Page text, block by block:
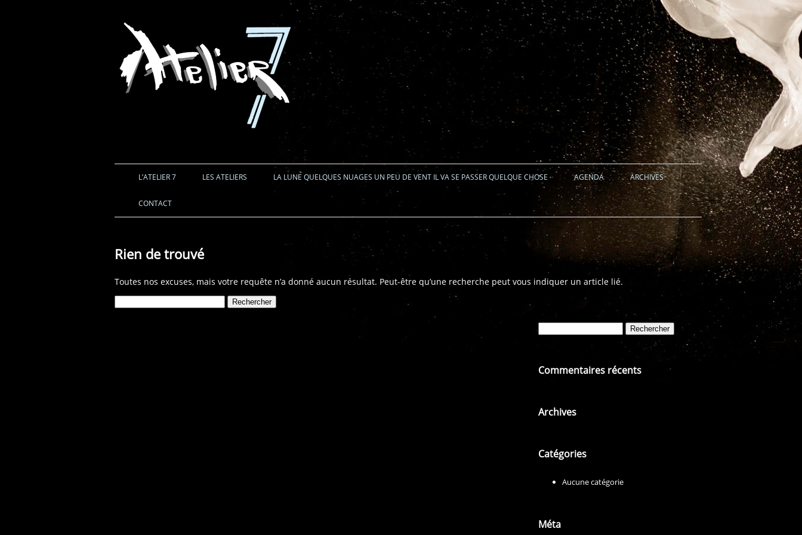
Aller au contenu
L’ATELIER 7 LES ATELIERS LA LUNE QUELQUES NUAGES UN PEU DE VENT IL VA SE PASSER QUELQUE CHOSE AGENDA ARCHIVES
CONTACT
Rien de trouvé
Toutes nos excuses, mais votre requête n’a donné aucun résultat. Peut-être qu’une recherche peut vous indiquer un article lié.
Commentaires récents
Archives
Catégories
Aucune catégorie
Méta